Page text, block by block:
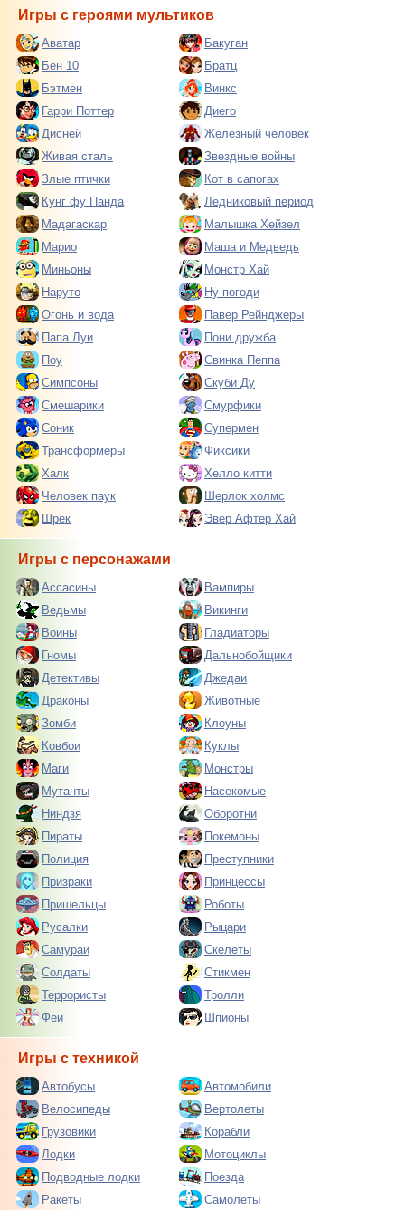
Игры с героями мультиков
Аватар
Бакуган
Бен 10
Братц
Бэтмен
Винкс
Гарри Поттер
Диего
Дисней
Железный человек
Живая сталь
Звездные войны
Злые птички
Кот в сапогах
Кунг фу Панда
Ледниковый период
Мадагаскар
Малышка Хейзел
Марио
Маша и Медведь
Миньоны
Монстр Хай
Наруто
Ну погоди
Огонь и вода
Павер Рейнджеры
Папа Луи
Пони дружба
Поу
Свинка Пеппа
Симпсоны
Скуби Ду
Смешарики
Смурфики
Соник
Супермен
Трансформеры
Фиксики
Халк
Хелло китти
Человек паук
Шерлок холмс
Шрек
Эвер Афтер Хай
Игры с персонажами
Ассасины
Вампиры
Ведьмы
Викинги
Воины
Гладиаторы
Гномы
Дальнобойщики
Детективы
Джедаи
Драконы
Животные
Зомби
Клоуны
Ковбои
Куклы
Маги
Монстры
Мутанты
Насекомые
Ниндзя
Оборотни
Пираты
Покемоны
Полиция
Преступники
Призраки
Принцессы
Пришельцы
Роботы
Русалки
Рыцари
Самураи
Скелеты
Солдаты
Стикмен
Террористы
Тролли
Феи
Шпионы
Игры с техникой
Автобусы
Автомобили
Велосипеды
Вертолеты
Грузовики
Корабли
Лодки
Мотоциклы
Подводные лодки
Поезда
Ракеты
Самолеты